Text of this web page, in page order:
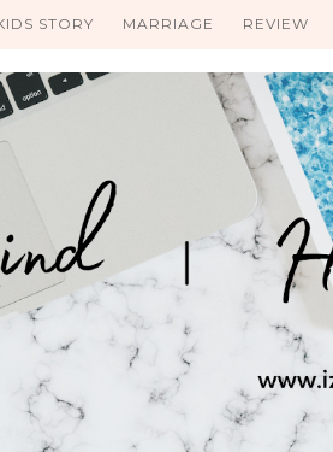
STORY MARRIAGE REVIEW